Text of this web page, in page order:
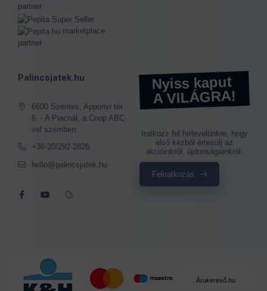
partner
marketplace
partner
Palincsjatek.hu
6600 Szentes, Apponyi tér
6. - A Piacnál, a Coop ABC-
vel szemben.
+36-20/292-2826
hello@palincsjatek.hu
Nyiss kaput
A VILÁGRA!
Iratkozz fel hírlevelünkre, hogy
első kézből értesülj az
akcióinkról, újdonságainkról.
Feliratkozás
Árukereső.hu